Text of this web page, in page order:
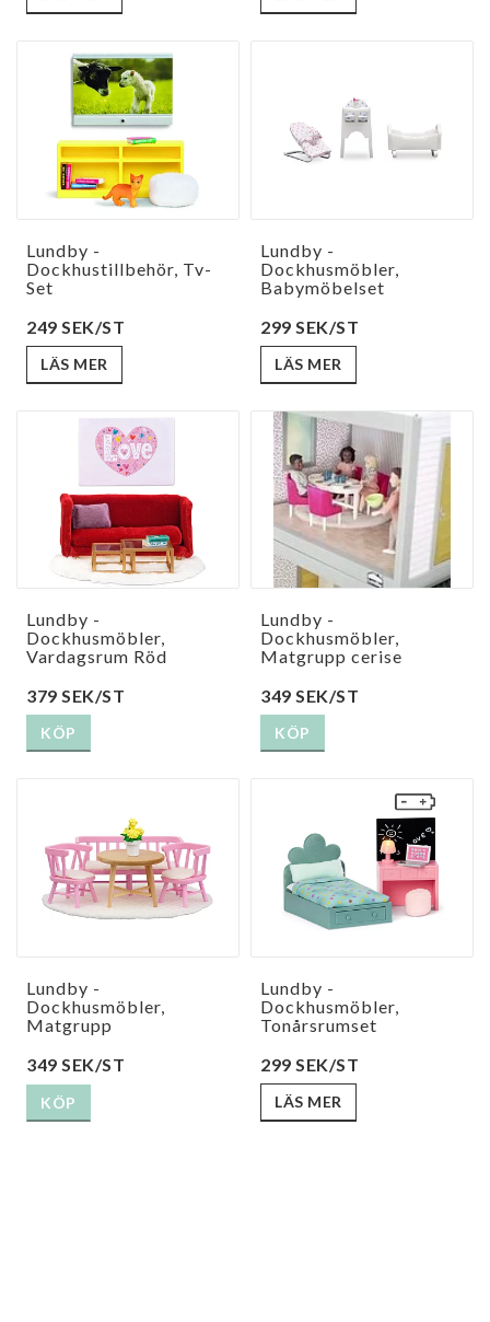
Lundby -
Dockhustillbehör, Tv-
Set
249 SEK/ST
LÄS MER
Lundby -
Dockhusmöbler,
Babymöbelset
299 SEK/ST
LÄS MER
Lundby -
Dockhusmöbler,
Vardagsrum Röd
379 SEK/ST
KÖP
Lundby -
Dockhusmöbler,
Matgrupp cerise
349 SEK/ST
KÖP
Lundby -
Dockhusmöbler,
Matgrupp
349 SEK/ST
KÖP
Lundby -
Dockhusmöbler,
Tonårsrumset
299 SEK/ST
LÄS MER